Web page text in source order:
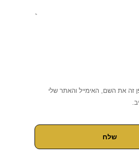
זה את השם, האימייל והאתר שלי